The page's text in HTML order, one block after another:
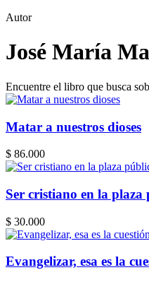
Autor
José María
Encuentre el libro que busca
Matar a nuestros dioses
$ 86.000
Ser cristiano en la plaza
$ 30.000
Evangelizar, esa es la